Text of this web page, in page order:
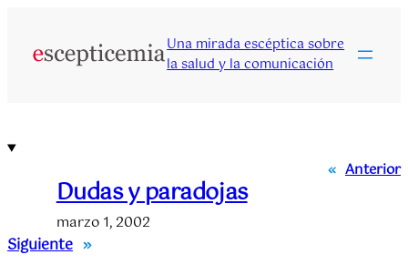
contenido
Una mirada escéptica sobre
la salud y la comunicación
« Anterior
Dudas y paradojas
marzo 1, 2002
Siguiente »